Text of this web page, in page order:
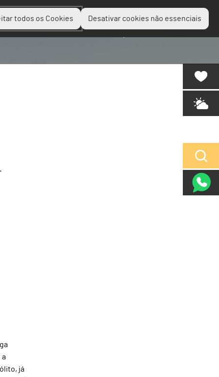
todos os Cookies Desativar cookies não essenciais
Planear Descobrir
a
já